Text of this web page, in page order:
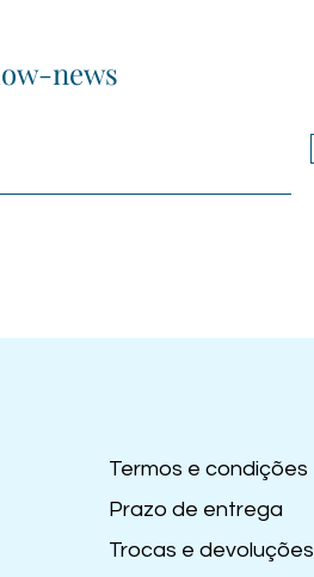
news
Termos e condições
Prazo de entrega
Trocas e devoluções